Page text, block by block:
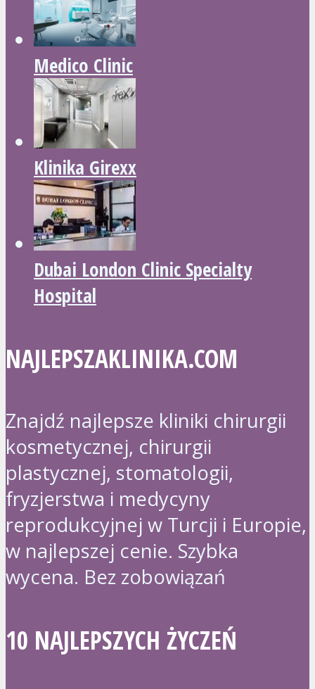
Medico Clinic
Klinika Girexx
Dubai London Clinic Specialty
Hospital
NAJLEPSZAKLINIKA.COM
Znajdź najlepsze kliniki chirurgii
kosmetycznej, chirurgii
plastycznej, stomatologii,
fryzjerstwa i medycyny
reprodukcyjnej w Turcji i Europie,
w najlepszej cenie. Szybka
wycena. Bez zobowiązań
10 NAJLEPSZYCH ŻYCZEŃ